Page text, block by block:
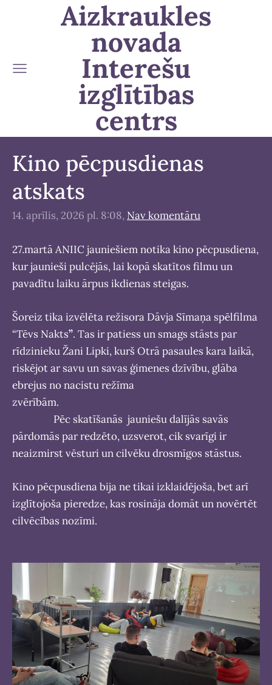
Aizkraukles
novada
Interešu
izglītības
centrs
Kino pēcpusdienas
atskats
14. aprīlis, 2026 pl. 8:08, Nav komentāru
27.martā ANIIC jauniešiem notika kino pēcpusdiena,
kur jaunieši pulcējās, lai kopā skatītos filmu un
pavadītu laiku ārpus ikdienas steigas.
Šoreiz tika izvēlēta režisora Dāvja Sīmaņa spēlfilma
“Tēvs Nakts”. Tas ir patiess un smags stāsts par
rīdzinieku Žani Lipki, kurš Otrā pasaules kara laikā,
riskējot ar savu un savas ģimenes dzīvību, glāba
ebrejus no nacistu režīma
zvērībām.
Pēc skatīšanās jauniešu dalījās savās
pārdomās par redzēto, uzsverot, cik svarīgi ir
neaizmirst vēsturi un cilvēku drosmīgos stāstus.
Kino pēcpusdiena bija ne tikai izklaidējoša, bet arī
izglītojoša pieredze, kas rosināja domāt un novērtēt
cilvēcības nozīmi.